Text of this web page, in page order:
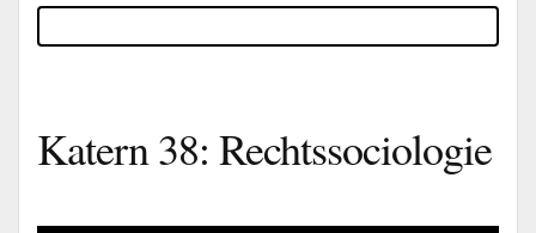
Katern 38: Rechtssociologie